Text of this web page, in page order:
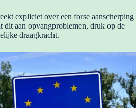
expliciet over een forse aanscherping
dit aan opvangproblemen, druk op de
draagkracht.